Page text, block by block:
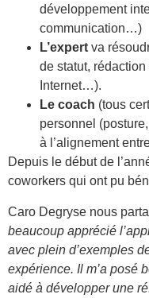
développement
communication…)
L’expert va
de statut,
Internet…).
Le coach (tous
personnel
à l’alignement
Depuis le début de
coworkers qui ont pu
Caro Degryse nous
beaucoup apprécié
avec plein d’exemples
expérience. Il m’a posé
aidé à développer une